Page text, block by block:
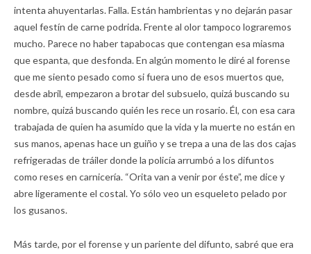
intenta ahuyentarlas. Falla. Están hambrientas y no dejarán pasar
aquel festín de carne podrida. Frente al olor tampoco lograremos
mucho. Parece no haber tapabocas que contengan esa miasma
que espanta, que desfonda. En algún momento le diré al forense
que me siento pesado como si fuera uno de esos muertos que,
desde abril, empezaron a brotar del subsuelo, quizá buscando su
nombre, quizá buscando quién les rece un rosario. Él, con esa cara
trabajada de quien ha asumido que la vida y la muerte no están en
sus manos, apenas hace un guiño y se trepa a una de las dos cajas
refrigeradas de tráiler donde la policía arrumbó a los difuntos
como reses en carnicería. “Orita van a venir por éste”, me dice y
abre ligeramente el costal. Yo sólo veo un esqueleto pelado por
los gusanos.
Más tarde, por el forense y un pariente del difunto, sabré que era